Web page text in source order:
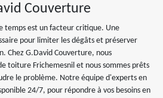
Couverture
temps est un facteur critique. Une
pour limiter les dégâts et préserver
Chez G.David Couverture, nous
toiture Frichemesnil et nous sommes prêts
le problème. Notre équipe d'experts en
24/7, pour répondre à vos besoins en